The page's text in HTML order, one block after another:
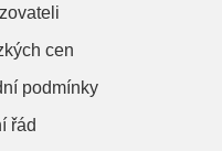
cen
podmínky
řád